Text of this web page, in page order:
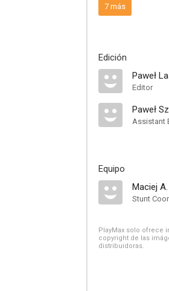
7 más
Edición
Paweł
Editor
Paweł
Assistant
Equipo
Maciej
Stunt
PlayMax solo ofrece
copyright de las
distribuidoras.